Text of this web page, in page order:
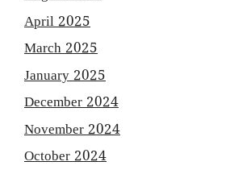
April 2025
March 2025
January 2025
December 2024
November 2024
October 2024